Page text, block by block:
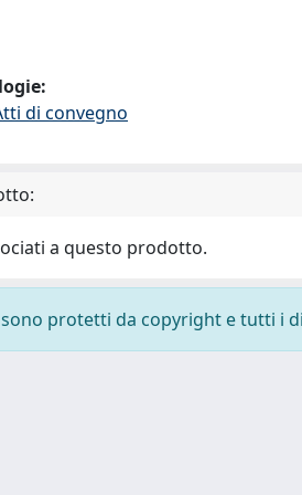
di convegno
a questo prodotto.
protetti da copyright e tutti i